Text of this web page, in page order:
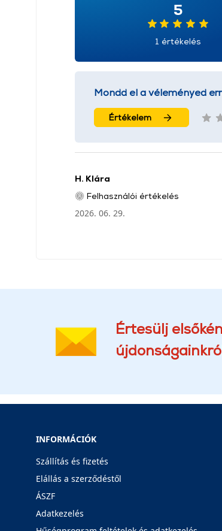
5
1 értékelés
Mondd el a véleményed
Értékelem
H. Klára
Felhasználói értékelés
2026. 06. 29.
Értesülj
INFORMÁCIÓK
Szállítás és fizetés
Elállás a szerződéstől
ÁSZF
Adatkezelés